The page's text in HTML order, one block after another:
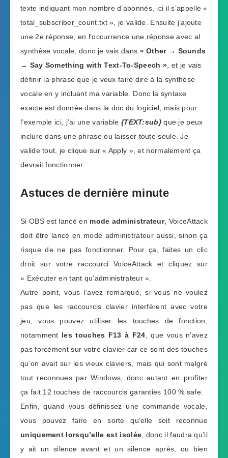
texte indiquant mon nombre d’abonnés, ici il s’appelle «
total_subscriber_count.txt », je valide. Ensuite j’ajoute
une 2e réponse, en l’occurrence une réponse avec al
synthèse vocale, donc je vais dans « Other → Sounds
→ Say Something with Text-To-Speech » , et je vais
définir la phrase que je veux faire dire à la synthèse
vocale en y incluant ma variable. Donc la syntaxe
exacte est donnée dans la doc du logiciel, mais pour
l’exemple ici, j’ai une variable {TEXT:sub}que je peux
inclure dans une phrase ou laisser toute seule. Je
valide tout, je clique sur « Apply », et normalement ça
devrait fonctionner.
Astuces de dernière minute
Si OBS est lancé en mode administrateur, VoiceAttack
doit être lancé en mode administrateur aussi, sinon ça
risque de ne pas fonctionner. Pour ça, faites un clic
droit sur votre raccourci VoiceAttack et cliquez sur
« Exécuter en tant qu’administrateur ».
Autre point, vous l’avez remarqué, si vous ne voulez
pas que les raccourcis clavier interfèrent avec votre
jeu, vous pouvez utiliser les touches de fonction,
notamment les touches F13 à F24 , que vous n’avez
pas forcément sur votre clavier car ce sont des touches
qu’on avait sur les vieux claviers, mais qui sont malgré
tout reconnues par Windows, donc autant en profiter
ça fait 12 touches de raccourcis garanties 100 % safe.
Enfin, quand vous définissez une commande vocale,
vous pouvez faire en sorte qu’elle soit reconnue
uniquement lorsqu’elle est isolée , donc il faudra qu’il
y ait un silence avant et un silence après, ou bien